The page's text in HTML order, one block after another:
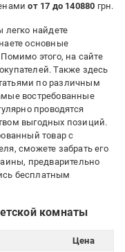
от 17 до 140880 грн.
легко найдете
основные
этого, на сайте
Также здесь
по различным
востребованные
проводятся
выгодных позиций.
товар с
сможете забрать его
предварительно
бесплатным
комнаты
Цена